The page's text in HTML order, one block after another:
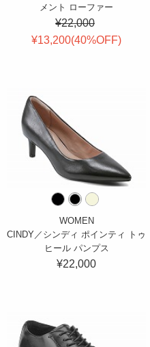
メント ローファー
¥22,000
¥13,200(40%OFF)
WOMEN
CINDY／シンディ ポインティ トゥ
ヒール パンプス
¥22,000